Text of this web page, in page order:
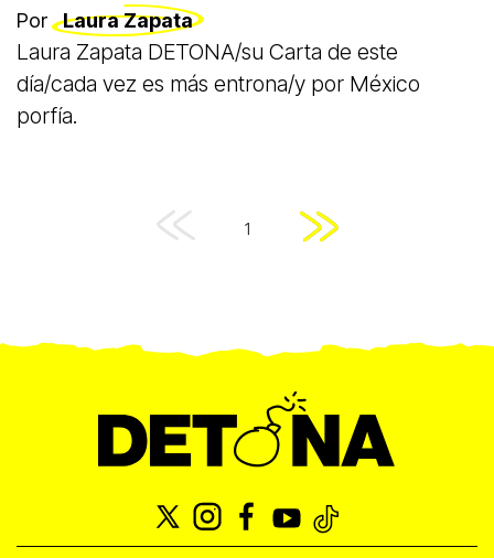
Por Laura Zapata
Laura Zapata DETONA/su Carta de este
día/cada vez es más entrona/y por México
porfía.
1